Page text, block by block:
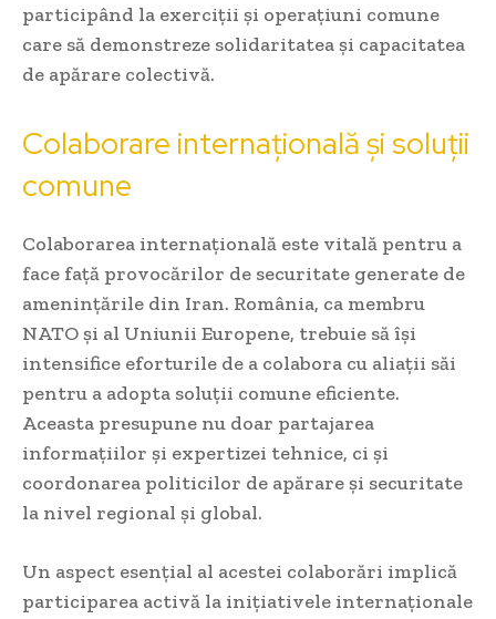
participând la exerciții și operațiuni comune
care să demonstreze solidaritatea și capacitatea
de apărare colectivă.
Colaborare internațională și soluții
comune
Colaborarea internațională este vitală pentru a
face față provocărilor de securitate generate de
amenințările din Iran. România, ca membru
NATO și al Uniunii Europene, trebuie să își
intensifice eforturile de a colabora cu aliații săi
pentru a adopta soluții comune eficiente.
Aceasta presupune nu doar partajarea
informațiilor și expertizei tehnice, ci și
coordonarea politicilor de apărare și securitate
la nivel regional și global.
Un aspect esențial al acestei colaborări implică
participarea activă la inițiativele internaționale